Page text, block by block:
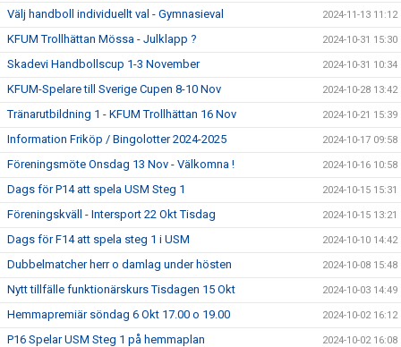
Välj handboll individuellt val - Gymnasieval 2024-11-13 11:12
KFUM Trollhättan Mössa - Julklapp ? 2024-10-31 15:30
Skadevi Handbollscup 1-3 November 2024-10-31 10:34
KFUM-Spelare till Sverige Cupen 8-10 Nov 2024-10-28 13:42
Tränarutbildning 1 - KFUM Trollhättan 16 Nov 2024-10-21 15:39
Information Friköp / Bingolotter 2024-2025 2024-10-17 09:58
Föreningsmöte Onsdag 13 Nov - Välkomna ! 2024-10-16 10:58
Dags för P14 att spela USM Steg 1 2024-10-15 15:31
Föreningskväll - Intersport 22 Okt Tisdag 2024-10-15 13:21
Dags för F14 att spela steg 1 i USM 2024-10-10 14:42
Dubbelmatcher herr o damlag under hösten 2024-10-08 15:48
Nytt tillfälle funktionärskurs Tisdagen 15 Okt 2024-10-03 14:49
Hemmapremiär söndag 6 Okt 17.00 o 19.00 2024-10-02 16:12
P16 Spelar USM Steg 1 på hemmaplan 2024-10-02 16:08